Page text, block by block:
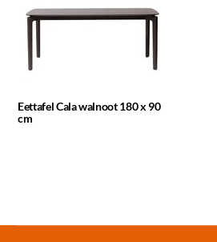
Eettafel Cala walnoot 180 x 90
cm